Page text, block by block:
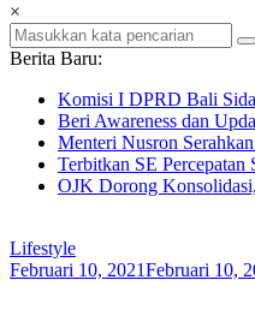
×
Berita Baru:
Komisi I DPRD Bali
Beri Awareness dan
Menteri Nusron
Terbitkan SE
OJK Dorong
Lifestyle
Februari 10, 2021Februari 10,